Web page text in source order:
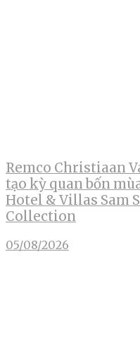
Remco Christiaan
tạo kỳ quan bốn
Hotel & Villas Sam
Collection
05/08/2026